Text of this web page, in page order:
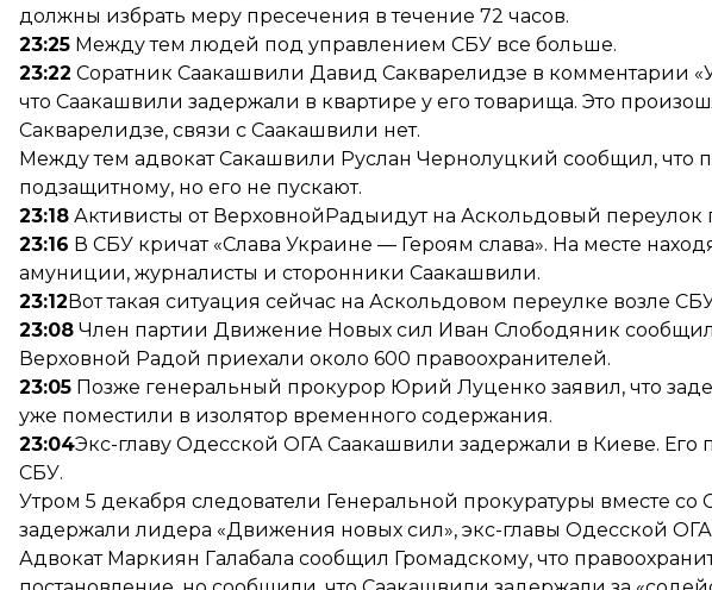
должны избрать меру пресечения в течение 72 часов.
23:25 Между тем людей под управлением СБУ все больше.
23:22 Соратник Саакашвили Давид Сакварелидзе в комментарии
что Саакашвили задержали в квартире у его товарища. Это
Сакварелидзе, связи с Саакашвили нет.
Между тем адвокат Сакашвили Руслан Чернолуцкий сообщил, что
подзащитному, но его не пускают.
23:18 Активисты от ВерховнойРадыидут на Аскольдовый переулок
23:16 В СБУ кричат «Слава Украине — Героям слава». На месте
амуниции, журналисты и сторонники Саакашвили.
23:12Вот такая ситуация сейчас на Аскольдовом переулке возле
23:08 Член партии Движение Новых сил Иван Слободяник
Верховной Радой приехали около 600 правоохранителей.
23:05 Позже генеральный прокурор Юрий Луценко заявил, что
уже поместили в изолятор временного содержания.
23:04Экс-главу Одесской ОГА Саакашвили задержали в Киеве. Его
СБУ.
Утром 5 декабря следователи Генеральной прокуратуры вместе со
задержали лидера «Движения новых сил», экс-главы Одесской
Адвокат Маркиян Галабала сообщил Громадскому, что